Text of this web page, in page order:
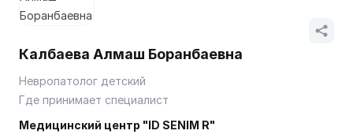
Калбаева Алмаш Боранбаевна
Невропатолог детский
Где принимает специалист
Медицинский центр "ID SENIM R"